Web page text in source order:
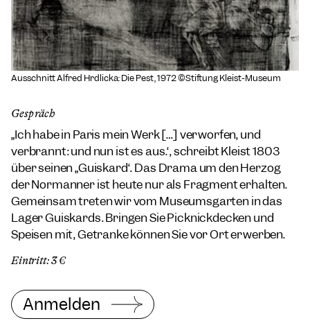
Ausschnitt Alfred Hrdlicka: Die Pest, 1972 ©Stiftung Kleist-Museum
Gespräch
„Ich habe in Paris mein Werk […] verworfen, und
verbrannt: und nun ist es aus.“, schreibt Kleist 1803
über seinen „Guiskard“. Das Drama um den Herzog
der Normänner ist heute nur als Fragment erhalten.
Gemeinsam treten wir vom Museumsgarten in das
Lager Guiskards. Bringen Sie Picknickdecken und
Speisen mit, Getränke können Sie vor Ort erwerben.
Eintritt: 3 €
Anmelden